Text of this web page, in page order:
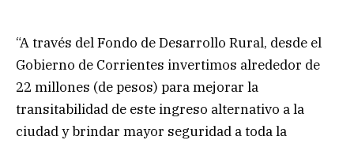
“A través del Fondo de Desarrollo Rural, desde el
Gobierno de Corrientes invertimos alrededor de
22 millones (de pesos) para mejorar la
transitabilidad de este ingreso alternativo a la
ciudad y brindar mayor seguridad a toda la